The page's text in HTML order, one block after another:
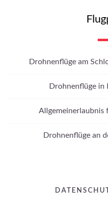
Drohnenflüge am
Drohnenflüge in
Allgemeinerlaubnis
Drohnenflüge an